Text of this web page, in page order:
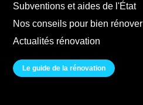
Subventions et aides de l'État
Nos conseils pour bien rénover
Actualités rénovation
Le guide de la rénovation